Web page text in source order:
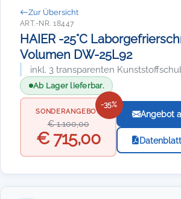
Zur Übersicht
ART.-NR. 18447
HAIER -25°C
Volumen DW-25L92
inkl. 3 transparenten
Ab Lager lieferbar.
-35%
SONDERANGEBOT
€ 1.100,00
€ 715,00
Angebot
Datenblatt